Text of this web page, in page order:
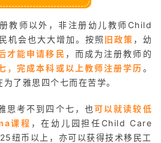
教师以外，非注册幼儿教师Child
机会也大大增加。按照 旧政策 ，幼
才能申请移民 ，而成为注册教师的
，完成本科或以上教师注册学历。
了雅思四个七而在苦学。
思考不到四个七，也可以就读较低
课程 ，在幼儿园担任Child Care
纽币以上，亦可以获得技术移民工